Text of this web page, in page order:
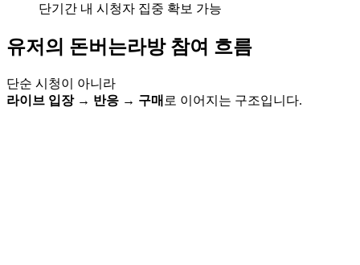
단기간 내 시청자 집중 확보 가능
유저의 돈버는라방 참여 흐름
단순 시청이 아니라
라이브 입장 → 반응 → 구매 로 이어지는 구조입니다.